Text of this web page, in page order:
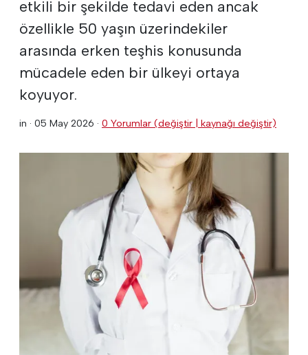
etkili bir şekilde tedavi eden ancak
özellikle 50 yaşın üzerindekiler
arasında erken teşhis konusunda
mücadele eden bir ülkeyi ortaya
koyuyor.
in · 05 May 2026 · 0 Yorumlar (değiştir | kaynağı değiştir)